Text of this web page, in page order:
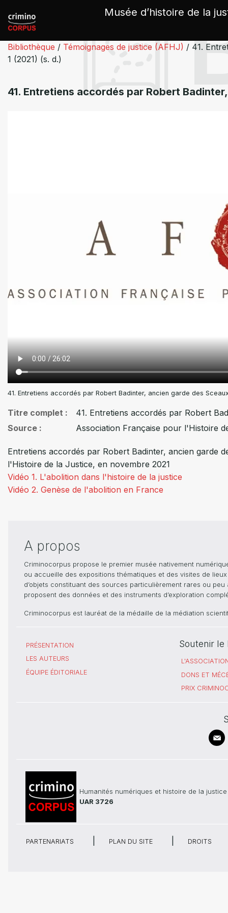
Musée d’histoire de la
Bibliothèque / Témoignages de justice (AFHJ) / 41.
1 (2021) (s. d.)
41. Entretiens accordés par Robert
41. Entretiens accordés par Robert Badinter, ancien garde des
Titre complet
41. Entretiens accordés par Robert
Source
Association Française pour l'Histoire
Entretiens accordés par Robert Badinter, ancien garde
l'Histoire de la Justice, en novembre 2021
Vidéo 1. L'abolition dans l'histoire de la justice
Vidéo 2. Genèse de l'abolition en France
A propos
Criminocorpus propose le premier musée nativement
ou accueille des expositions thématiques et des visites de
d’objets constituant des sources particulièrement rares ou
proposent des données et des instruments d’exploration
Criminocorpus est lauréat de la médaille de la médiation
PRÉSENTATION
LES AUTEURS
ÉQUIPE ÉDITORIALE
Soutenir le
DONS ET
PRIX
Humanités numériques et histoire de la justice
UAR 3726
PARTENARIATS PLAN DU SITE DROITS
Panneau de gestion des cookies